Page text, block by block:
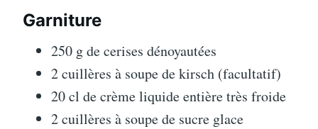
Garniture
250 g de cerises dénoyautées
2 cuillères à soupe de kirsch (facultatif)
20 cl de crème liquide entière très froide
2 cuillères à soupe de sucre glace